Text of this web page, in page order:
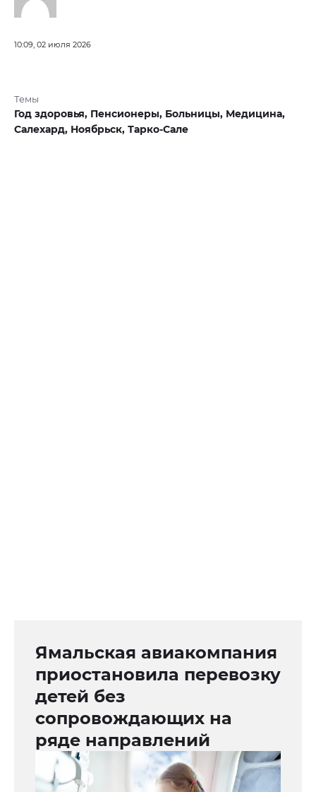
10:09, 02 июля 2026
Темы
Год здоровья, Пенсионеры, Больницы, Медицина,
Салехард, Ноябрьск, Тарко-Сале
Ямальская авиакомпания
приостановила перевозку
детей без
сопровождающих на
ряде направлений